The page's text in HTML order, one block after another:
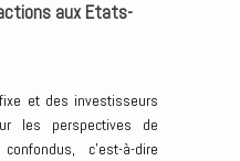
aux Etats-
et des investisseurs
les perspectives de
c’est-à-dire